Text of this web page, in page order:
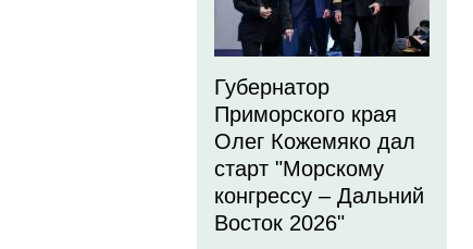
Губернатор
Приморского края
Олег Кожемяко дал
старт "Морскому
конгрессу – Дальний
Восток 2026"